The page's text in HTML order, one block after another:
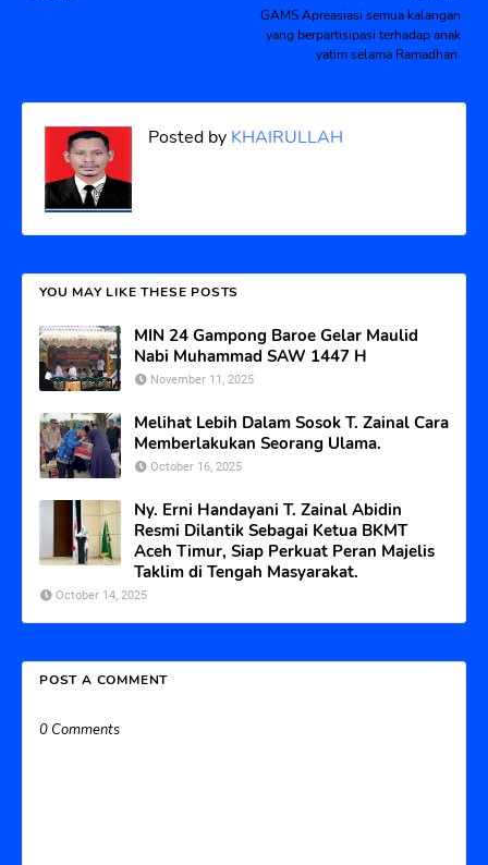
GAMS Apreasiasi semua kalangan
yang berpartisipasi terhadap anak
yatim selama Ramadhan.
Posted by KHAIRULLAH
YOU MAY LIKE THESE POSTS
MIN 24 Gampong Baroe Gelar Maulid
Nabi Muhammad SAW 1447 H
November 11, 2025
Melihat Lebih Dalam Sosok T. Zainal Cara
Memberlakukan Seorang Ulama.
October 16, 2025
Ny. Erni Handayani T. Zainal Abidin
Resmi Dilantik Sebagai Ketua BKMT
Aceh Timur, Siap Perkuat Peran Majelis
Taklim di Tengah Masyarakat.
October 14, 2025
POST A COMMENT
0 Comments